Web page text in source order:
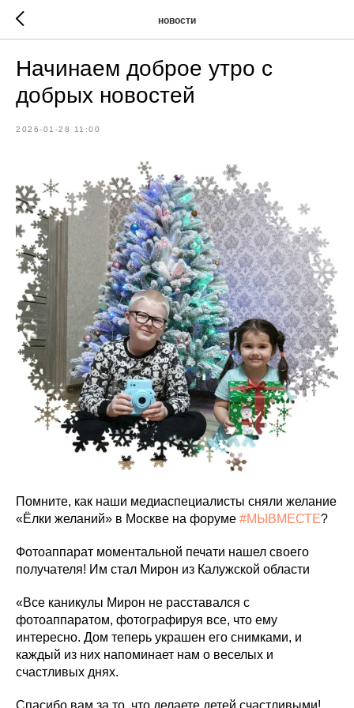
новости
Начинаем доброе утро с
добрых новостей
2026-01-28 11:00
Помните, как наши медиаспециалисты сняли желание
«Ёлки желаний» в Москве на форуме #МЫВМЕСТЕ?
Фотоаппарат моментальной печати нашел своего
получателя! Им стал Мирон из Калужской области
«Все каникулы Мирон не расставался с
фотоаппаратом, фотографируя все, что ему
интересно. Дом теперь украшен его снимками, и
каждый из них напоминает нам о веселых и
счастливых днях.
Спасибо вам за то, что делаете детей счастливыми!